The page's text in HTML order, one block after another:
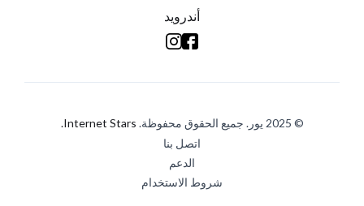
أندرويد
© 2025 يور. جميع الحقوق محفوظة.
Internet Stars.
اتصل بنا
الدعم
شروط الاستخدام